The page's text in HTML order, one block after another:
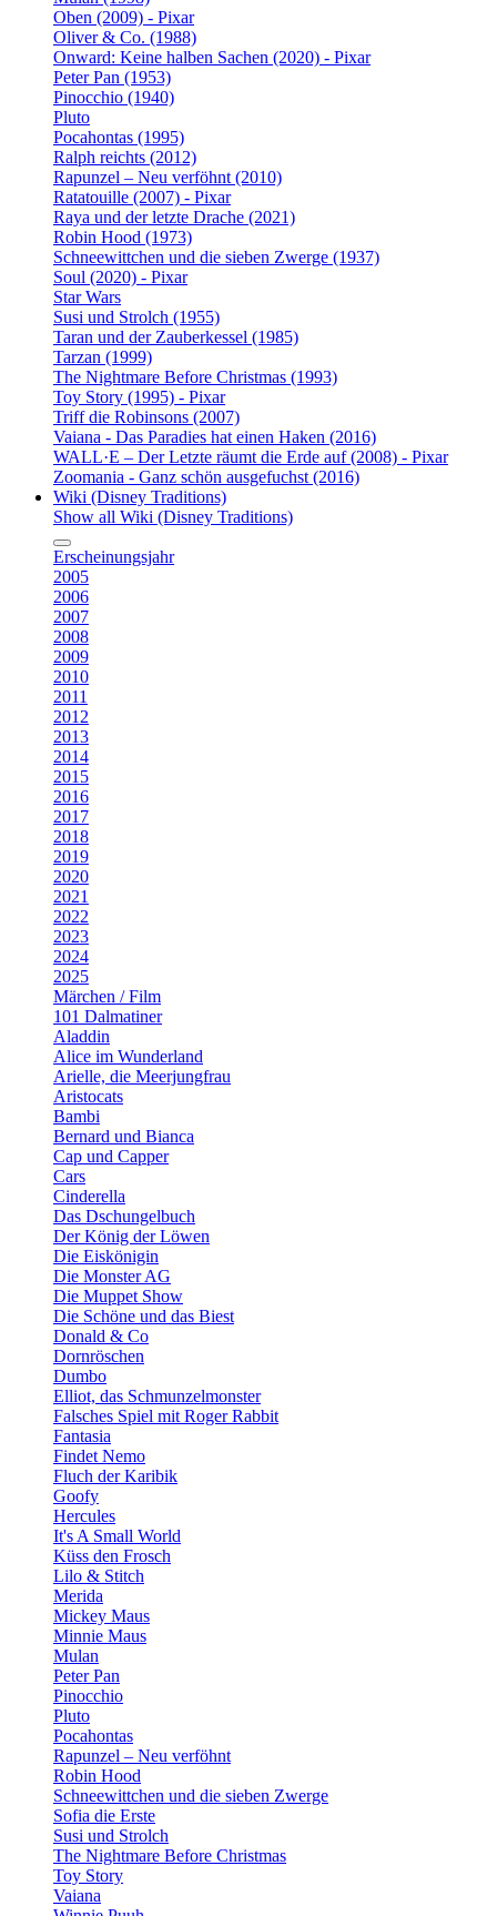
Oben (2009) - Pixar
Oliver & Co. (1988)
Onward: Keine halben Sachen (2020) - Pixar
Peter Pan (1953)
Pinocchio (1940)
Pluto
Pocahontas (1995)
Ralph reichts (2012)
Rapunzel – Neu verföhnt (2010)
Ratatouille (2007) - Pixar
Raya und der letzte Drache (2021)
Robin Hood (1973)
Schneewittchen und die sieben Zwerge (1937)
Soul (2020) - Pixar
Star Wars
Susi und Strolch (1955)
Taran und der Zauberkessel (1985)
Tarzan (1999)
The Nightmare Before Christmas (1993)
Toy Story (1995) - Pixar
Triff die Robinsons (2007)
Vaiana - Das Paradies hat einen Haken (2016)
WALL·E – Der Letzte räumt die Erde auf (2008) - Pixar
Zoomania - Ganz schön ausgefuchst (2016)
Wiki (Disney Traditions)
Show all Wiki (Disney Traditions)
Erscheinungsjahr
2005
2006
2007
2008
2009
2010
2011
2012
2013
2014
2015
2016
2017
2018
2019
2020
2021
2022
2023
2024
2025
Märchen / Film
101 Dalmatiner
Aladdin
Alice im Wunderland
Arielle, die Meerjungfrau
Aristocats
Bambi
Bernard und Bianca
Cap und Capper
Cars
Cinderella
Das Dschungelbuch
Der König der Löwen
Die Eiskönigin
Die Monster AG
Die Muppet Show
Die Schöne und das Biest
Donald & Co
Dornröschen
Dumbo
Elliot, das Schmunzelmonster
Falsches Spiel mit Roger Rabbit
Fantasia
Findet Nemo
Fluch der Karibik
Goofy
Hercules
It's A Small World
Küss den Frosch
Lilo & Stitch
Merida
Mickey Maus
Minnie Maus
Mulan
Peter Pan
Pinocchio
Pluto
Pocahontas
Rapunzel – Neu verföhnt
Robin Hood
Schneewittchen und die sieben Zwerge
Sofia die Erste
Susi und Strolch
The Nightmare Before Christmas
Toy Story
Vaiana